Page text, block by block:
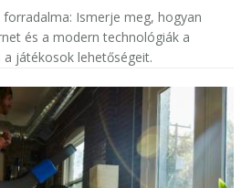
Ismerje meg, hogyan
és a modern technológiák a
játékosok lehetőségeit.